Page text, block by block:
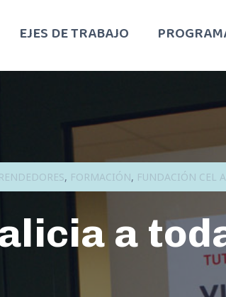
EJES DE TRABAJO
, FORMACIÓN, FUNDACIÓN CEL
a